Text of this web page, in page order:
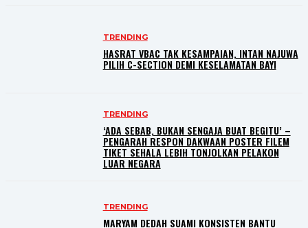
TRENDING
HASRAT VBAC TAK KESAMPAIAN, INTAN NAJUWA
PILIH C-SECTION DEMI KESELAMATAN BAYI
TRENDING
‘ADA SEBAB, BUKAN SENGAJA BUAT BEGITU’ –
PENGARAH RESPON DAKWAAN POSTER FILEM
TIKET SEHALA LEBIH TONJOLKAN PELAKON
LUAR NEGARA
TRENDING
MARYAM DEDAH SUAMI KONSISTEN BANTU